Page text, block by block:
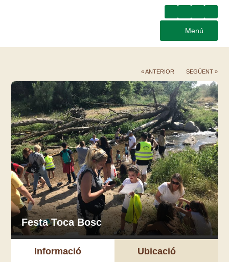
Menú
« ANTERIOR SEGÜENT »
Festa Toca Bosc
Informació Ubicació